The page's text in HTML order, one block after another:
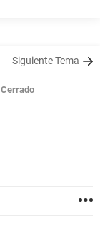
Siguiente Tema
Cerrado